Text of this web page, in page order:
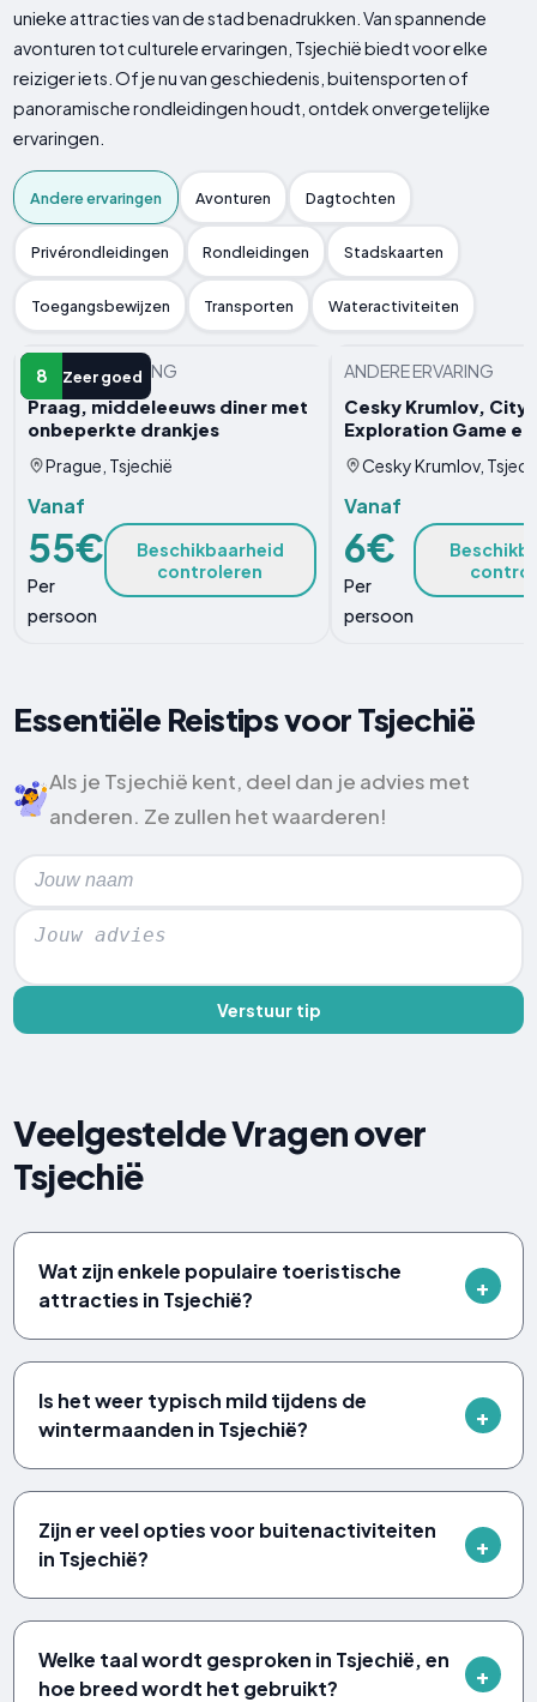
unieke attracties van de stad benadrukken. Van spannende
avonturen tot culturele ervaringen, Tsjechië biedt voor elke
reiziger iets. Of je nu van geschiedenis, buitensporten of
panoramische rondleidingen houdt, ontdek onvergetelijke
ervaringen.
Andere ervaringen Avonturen Dagtochten
Privérondleidingen Rondleidingen Stadskaarten
Toegangsbewijzen Transporten Wateractiviteiten
8 Zeer goed
ANDERE ERVARING
Praag, middeleeuws diner met
onbeperkte drankjes
Prague, Tsjechië
Vanaf
55€
Per
persoon
Beschikbaarheid
controleren
ANDERE ERVARING
Cesky Krumlov, City
Exploration Game en
Cesky Krumlov,
Vanaf
6€
Per
persoon
Essentiële Reistips voor Tsjechië
Als je Tsjechië kent, deel dan je advies met
anderen. Ze zullen het waarderen!
Verstuur tip
Veelgestelde Vragen over
Tsjechië
Wat zijn enkele populaire toeristische
attracties in Tsjechië?
Is het weer typisch mild tijdens de
wintermaanden in Tsjechië?
Zijn er veel opties voor buitenactiviteiten
in Tsjechië?
Welke taal wordt gesproken in Tsjechië, en
hoe breed wordt het gebruikt?